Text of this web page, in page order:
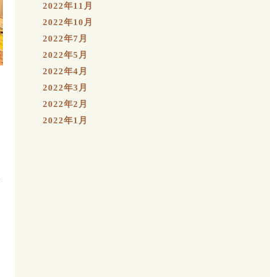
2022年11月
2022年10月
2022年7月
2022年5月
2022年4月
2022年3月
2022年2月
2022年1月